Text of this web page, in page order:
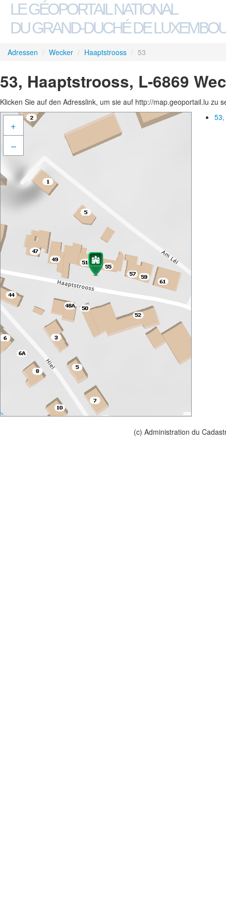
LE GÉOPORTAIL NATIONAL
DU GRAND-DUCHÉ DE
Adressen / Wecker / Haaptstrooss / 53
53, Haaptstrooss, L-6869
Klicken Sie auf den Adresslink, um sie auf http://map.geoportail.lu zu
+
–
(c) Administration du